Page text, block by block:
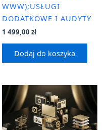
WWW);USŁUGI
DODATKOWE I AUDYTY
1 499,00 zł
Dodaj do koszyka